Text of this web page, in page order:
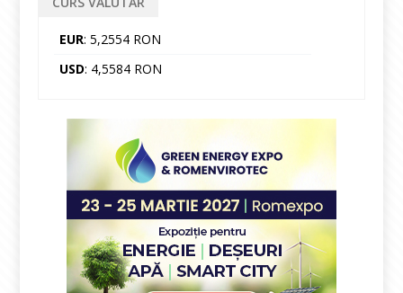
EUR: 5,2554 RON
USD: 4,5584 RON